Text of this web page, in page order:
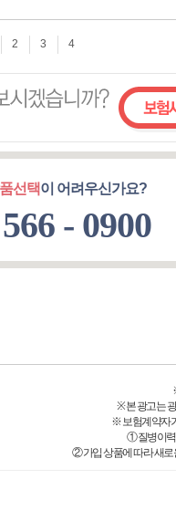
선택이 어려우신가요?
- 0900
※ 본 광고는
※ 보험계약자
① 질병이력
② 가입 상품에 따라 새로